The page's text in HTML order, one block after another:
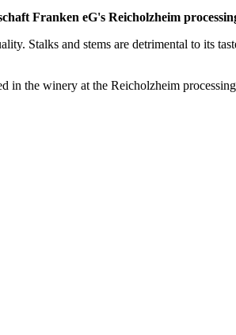
Franken eG's Reicholzheim
Stalks and stems are detrimental to its
in the winery at the Reicholzheim